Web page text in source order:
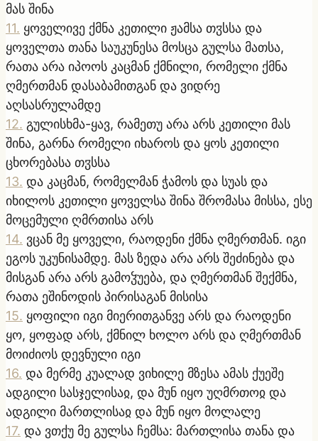
მას შინა
11. ყოველივე ქმნა კეთილი ჟამსა თჳსსა და
ყოველთა თანა საუკუნესა მოსცა გულსა მათსა,
რათა არა იპოოს კაცმან ქმნილი, რომელი ქმნა
ღმერთმან დასაბამითგან და ვიდრე
აღსასრულამდე
12. გულისხმა-ყავ, რამეთუ არა არს კეთილი მას
შინა, გარნა რომელი იხაროს და ყოს კეთილი
ცხორებასა თჳსსა
13. და კაცმან, რომელმან ჭამოს და სუას და
იხილოს კეთილი ყოველსა შინა შრომასა მისსა, ესე
მოცემული ღმრთისა არს
14. ვცან მე ყოველი, რაოდენი ქმნა ღმერთმან. იგი
ეგოს უკუნისამდე. მას ზედა არა არს შეძინება და
მისგან არა არს გამოჴუება, და ღმერთმან შექმნა,
რათა ეშინოდის პირისაგან მისისა
15. ყოფილი იგი მიერითგანვე არს და რაოდენი
ყო, ყოფად არს, ქმნილ ხოლო არს და ღმერთმან
მოიძიოს დევნული იგი
16. და მერმე კუალად ვიხილე მზესა ამას ქუეშე
ადგილი სასჯელისაჲ, და მუნ იყო უღმრთოჲ და
ადგილი მართლისაჲ და მუნ იყო მოლალე
17. და ვთქუ მე გულსა ჩემსა: მართლისა თანა და